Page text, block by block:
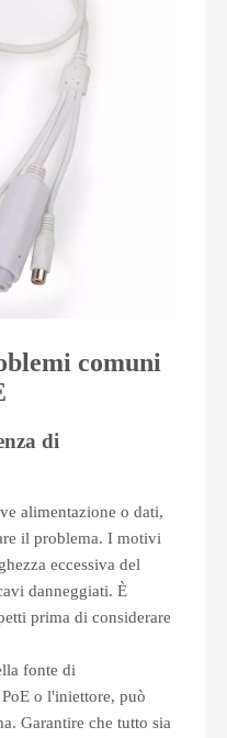
comuni
di
alimentazione o dati,
il problema. I motivi
eccessiva del
danneggiati. È
prima di considerare
fonte di
o l'iniettore, può
Garantire che tutto sia